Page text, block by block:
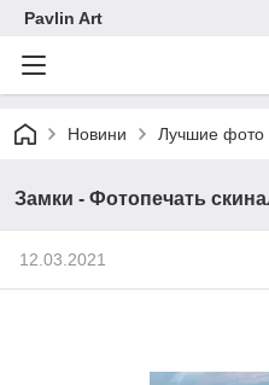
Pavlin Art
Новини Лучшие фото
Замки - Фотопечать
12.03.2021